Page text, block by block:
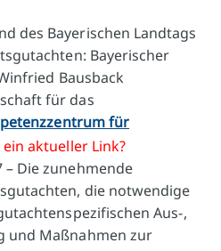
des Bayerischen Landtags
Bayerischer
Bausback
für das
für
aktueller Link?
– Die zunehmende
die notwendige
Aus-,
und Maßnahmen zur